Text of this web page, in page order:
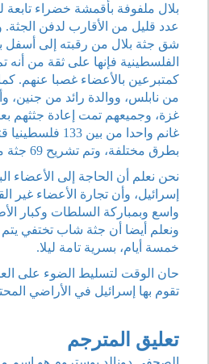
بلال ملفوفة بأقمشة خضراء تابعة
عدد قليل من الأقارب لدفن
شق جثة بلال من رقبته إلى أسفل
الفلسطينية فإنها على ثقة من أنه
كمتبرعين بالأعضاء غصبا عنهم.
من نابلس، ووالدة رائد من جنين،
غزة، وجميعهم تمت إعادة جثثهم
بطرق مختلفة، وتم تشريح 69 جثة منهم.
نحن نعلم أن الحاجة إلى الأعضاء
إسرائيل، وأن تجارة الأعضاء غير
واسع وبمباركة السلطات وكبار
ونعلم أيضا أن جثة شاب تختفي
خمسة أيام، بسرية تامة ليلا.
حان الوقت لتسليط الضوء على
تقوم بها إسرائيل في الأراضي
تعليق المترجم